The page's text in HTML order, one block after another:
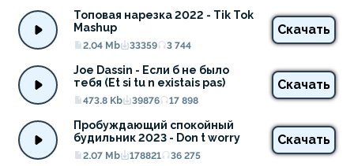
Топовая нарезка 2022 - Tik Tok
Mashup
2.04 Mb 33359 3 744
Скачать
Joe Dassin - Если б не было
тебя (Et si tu n existais pas)
473.8 Kb 39876 17 898
Скачать
Пробуждающий спокойный
будильник 2023 - Don t worry
2.07 Mb 178821 36 275
Скачать